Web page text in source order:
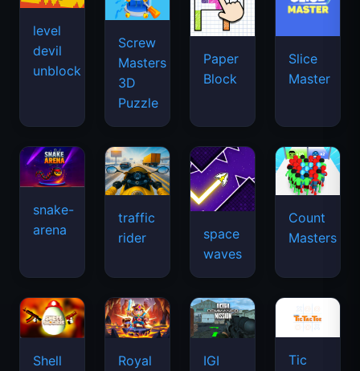
level
devil
unblock
Screw
Masters
3D
Puzzle
Paper
Block
Slice
Master
snake-
arena
traffic
rider
space
waves
Count
Masters
Shell
Royal
IGI
Tic